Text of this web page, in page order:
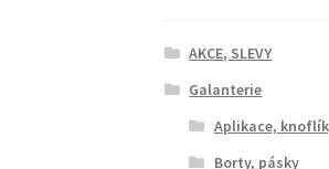
AKCE, SLEVY
Galanterie
Aplikace,
Borty, pásky